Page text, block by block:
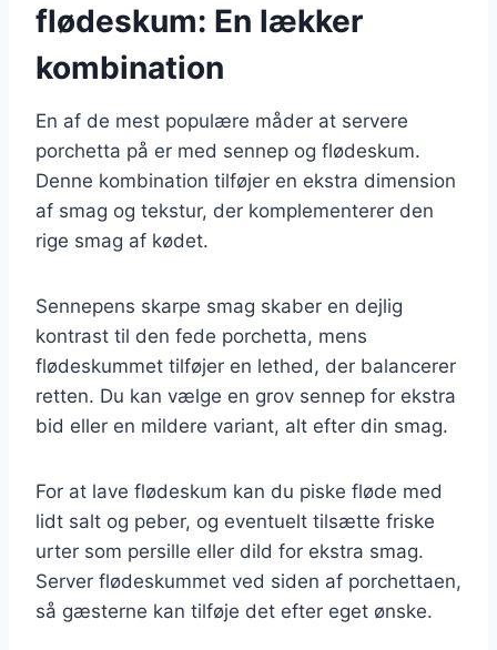
flødeskum: En lækker
kombination
En af de mest populære måder at servere
porchetta på er med sennep og flødeskum.
Denne kombination tilføjer en ekstra dimension
af smag og tekstur, der komplementerer den
rige smag af kødet.
Sennepens skarpe smag skaber en dejlig
kontrast til den fede porchetta, mens
flødeskummet tilføjer en lethed, der balancerer
retten. Du kan vælge en grov sennep for ekstra
bid eller en mildere variant, alt efter din smag.
For at lave flødeskum kan du piske fløde med
lidt salt og peber, og eventuelt tilsætte friske
urter som persille eller dild for ekstra smag.
Server flødeskummet ved siden af porchettaen,
så gæsterne kan tilføje det efter eget ønske.